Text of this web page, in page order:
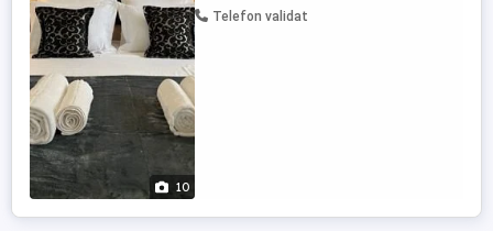
10
TERASA EXTERIOARA SE SEVESC CAFELE
Telefon validat